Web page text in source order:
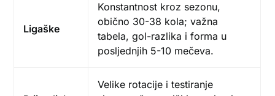
Ligaške
Konstantnost kroz sezonu,
obično 30-38 kola; važna
tabela, gol-razlika i forma u
posljednjih 5-10 mečeva.
Velike rotacije i testiranje